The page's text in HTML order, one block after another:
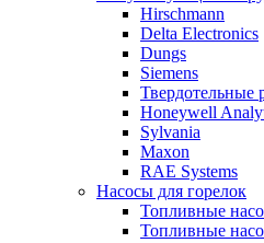
Hirschmann
Delta Electronics
Dungs
Siemens
Твердотельные
Honeywell
Sylvania
Maxon
RAE Systems
Насосы для горелок
Топливные
Топливные